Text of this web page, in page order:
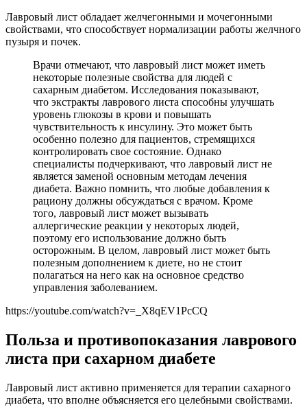
Лавровый лист обладает желчегонными и мочегонными
свойствами, что способствует нормализации работы желчного
пузыря и почек.
Врачи отмечают, что лавровый лист может иметь
некоторые полезные свойства для людей с
сахарным диабетом. Исследования показывают,
что экстракты лаврового листа способны улучшать
уровень глюкозы в крови и повышать
чувствительность к инсулину. Это может быть
особенно полезно для пациентов, стремящихся
контролировать свое состояние. Однако
специалисты подчеркивают, что лавровый лист не
является заменой основным методам лечения
диабета. Важно помнить, что любые добавления к
рациону должны обсуждаться с врачом. Кроме
того, лавровый лист может вызывать
аллергические реакции у некоторых людей,
поэтому его использование должно быть
осторожным. В целом, лавровый лист может быть
полезным дополнением к диете, но не стоит
полагаться на него как на основное средство
управления заболеванием.
https://youtube.com/watch?v=_X8qEV1PcCQ
Польза и противопоказания лаврового
листа при сахарном диабете
Лавровый лист активно применяется для терапии сахарного
диабета, что вполне объясняется его целебными свойствами.